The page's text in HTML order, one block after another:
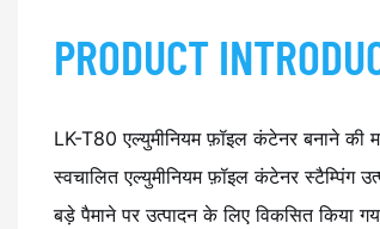
PRODUCT
LK-T80 एल्युमीनियम फ़ॉइल कंटेनर बनाने की
स्वचालित एल्युमीनियम फ़ॉइल कंटेनर स्टैम्पिंग
बड़े पैमाने पर उत्पादन के लिए विकसित